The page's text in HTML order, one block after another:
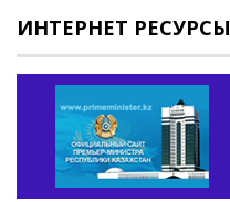
ИНТЕРНЕТ РЕСУРСЫ